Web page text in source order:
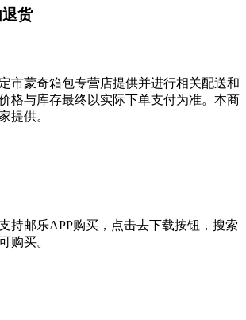
货
市蒙奇箱包专营店提供并进行相关配送和
格与库存最终以实际下单支付为准。本商
提供。
持邮乐APP购买，点击去下载按钮，搜索
购买。